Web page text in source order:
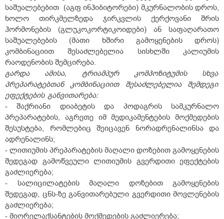
საშუალებებით (აგფ ინჰიბიტორები) მკურნალობის დროს,
ხოლო თირკმელზედა ჯირკვლის ქერქოვანი შრის
ჰორმონების (გლუკოკორტიკოიდები) ან საფაღარათო
საშუალებების (მათი ხშირი გამოყენების დროს)
კომბინაციით შესაძლებელია სისხლში კალიუმის
რაოდენობის შემცირება.
გარდა
ამისა, ტრიამპურ კომპოზიტუმის
სხვა
პრეპარატებთან კომბინაციით შესაძლებელია შემდეგი
ეფექტების განვითარება:
- შაქრიანი დიაბეტის და პოდაგრის სამკურნალო
პრეპარატების, აგრეთე იმ მედიკამენტების მოქმედების
შესუსტება, რომლებიც შეიცავენ ნორადრენალინსა და
ადრენალინს;
- ლითიუმის პრეპარატების მაღალი დოზებით გამოყენების
შედეგად გამოწვეული ლითიუმის გვერდითი ეფექტების
გაძლიერება;
- სალიცილატების მაღალი დოზებით გამოყენების
შედეგად, ცნს-ზე განვითარებული გვერდითი მოვლენების
გაძლიერება;
- მიორელაქსანტების მოქმედების გაძლიერება;